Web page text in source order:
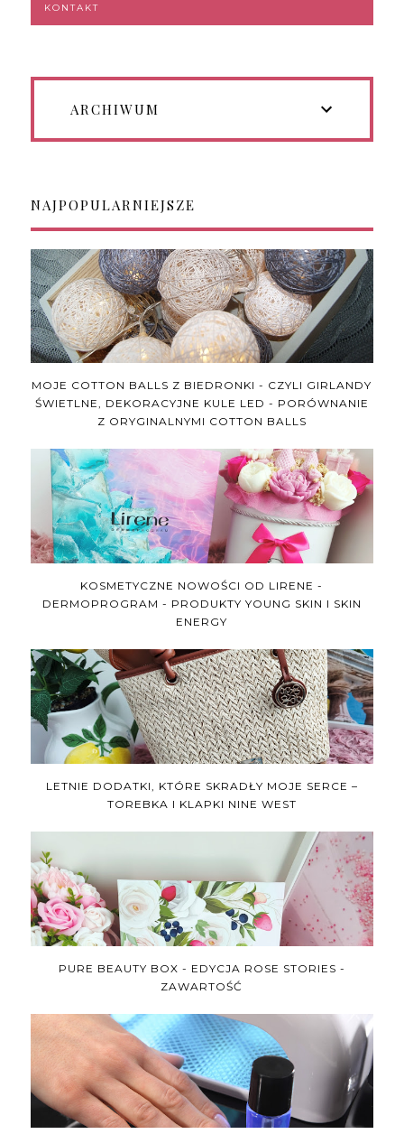
KONTAKT
ARCHIWUM
NAJPOPULARNIEJSZE
MOJE COTTON BALLS Z BIEDRONKI - CZYLI GIRLANDY
ŚWIETLNE, DEKORACYJNE KULE LED - PORÓWNANIE
Z ORYGINALNYMI COTTON BALLS
KOSMETYCZNE NOWOŚCI OD LIRENE -
DERMOPROGRAM - PRODUKTY YOUNG SKIN I SKIN
ENERGY
LETNIE DODATKI, KTÓRE SKRADŁY MOJE SERCE –
TOREBKA I KLAPKI NINE WEST
PURE BEAUTY BOX - EDYCJA ROSE STORIES -
ZAWARTOŚĆ